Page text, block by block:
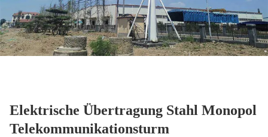
Elektrische Übertragung Stahl Monopol
Telekommunikationsturm